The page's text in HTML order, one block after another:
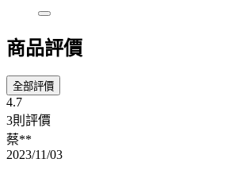
商品評價
全部評價
4.7
3則評價
蔡**
2023/11/03